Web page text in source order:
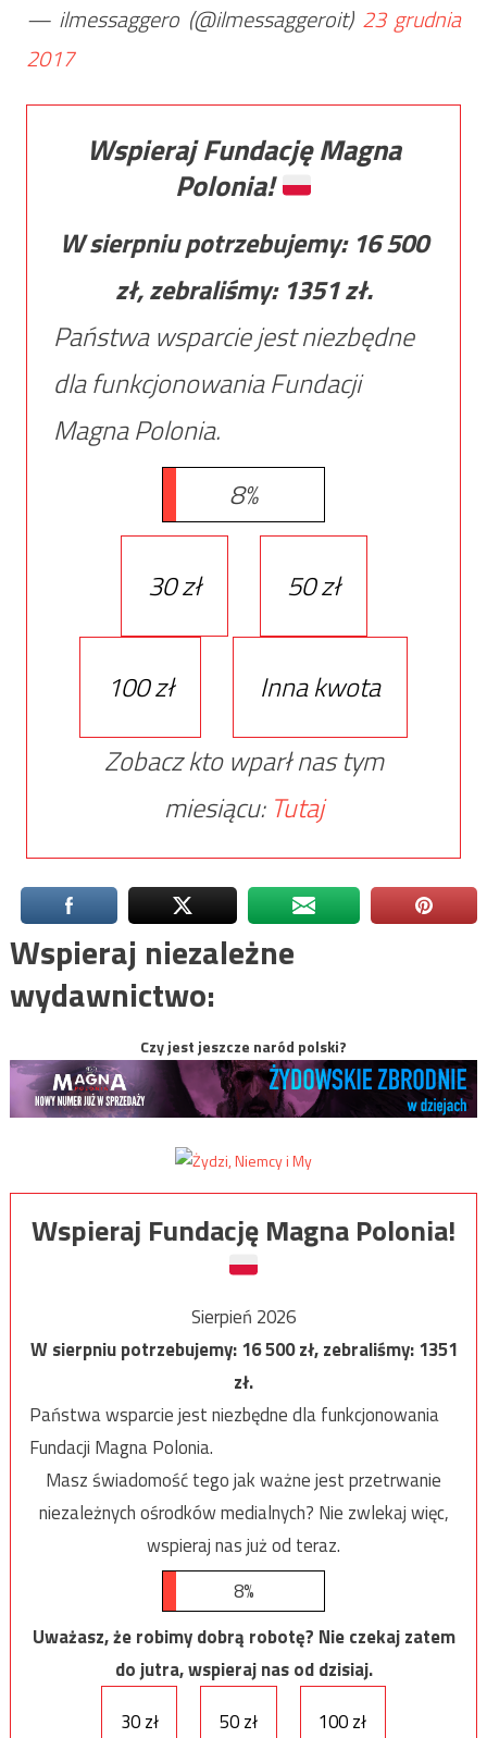
— ilmessaggero (@ilmessaggeroit) 23 grudnia
2017
Wspieraj Fundację Magna
Polonia!
W sierpniu potrzebujemy: 16 500
zł, zebraliśmy: 1351zł.
Państwa wsparcie jest niezbędne
dla funkcjonowania Fundacji
Magna Polonia.
8%
30 zł 50 zł
100 zł
Inna kwota
Zobacz kto wparł nas tym
miesiącu: Tutaj
Wspieraj niezależne
wydawnictwo:
Czy jest jeszcze naród polski?
Wspieraj Fundację Magna Polonia!
Sierpień 2026
W sierpniu potrzebujemy:16 500zł, zebraliśmy:1351
zł.
Państwa wsparcie jest niezbędne dla funkcjonowania
Fundacji Magna Polonia.
Masz świadomość tego jak ważne jest przetrwanie
niezależnych ośrodków medialnych? Nie zwlekaj więc,
wspieraj nas już od teraz.
8%
Uważasz, że robimy dobrą robotę? Nie czekaj zatem
do jutra, wspieraj nas od dzisiaj.
30 zł
50 zł 100 zł